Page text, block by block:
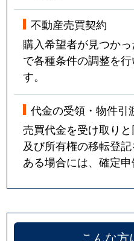
不動産売買契約
購入希望者が見つか
で各種条件の調整を
す。
代金の受領・物件引
売買代金を受け取り
及び所有権の移転登
ある場合には、確定申
こんな方